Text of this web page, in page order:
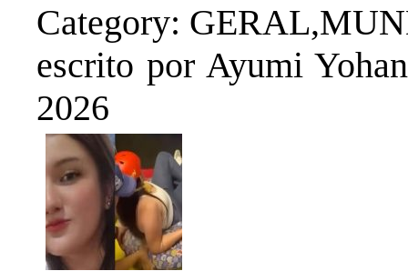
Category:
escrito por Ayumi
2026